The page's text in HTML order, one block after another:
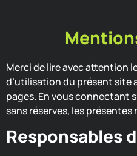
Merci de lire avec attention
d’utilisation du présent site
pages. En vous connectant
sans réserves, les présentes
Responsables